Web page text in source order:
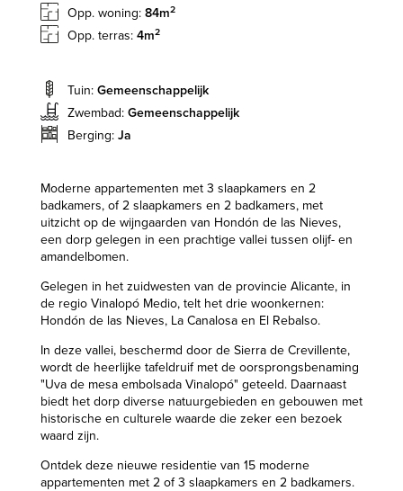
Opp. woning: 84m2
Opp. terras: 4m2
Tuin: Gemeenschappelijk
Zwembad: Gemeenschappelijk
Berging: Ja
Moderne appartementen met 3 slaapkamers en 2
badkamers, of 2 slaapkamers en 2 badkamers, met
uitzicht op de wijngaarden van Hondón de las Nieves,
een dorp gelegen in een prachtige vallei tussen olijf- en
amandelbomen.
Gelegen in het zuidwesten van de provincie Alicante, in
de regio Vinalopó Medio, telt het drie woonkernen:
Hondón de las Nieves, La Canalosa en El Rebalso.
In deze vallei, beschermd door de Sierra de Crevillente,
wordt de heerlijke tafeldruif met de oorsprongsbenaming
"Uva de mesa embolsada Vinalopó" geteeld. Daarnaast
biedt het dorp diverse natuurgebieden en gebouwen met
historische en culturele waarde die zeker een bezoek
waard zijn.
Ontdek deze nieuwe residentie van 15 moderne
appartementen met 2 of 3 slaapkamers en 2 badkamers.